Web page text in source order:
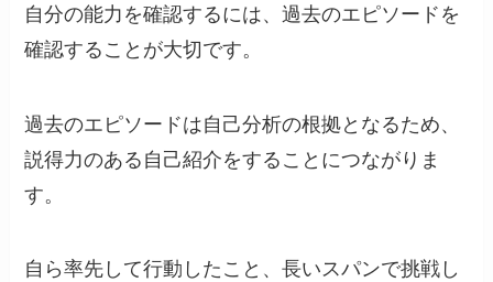
自分の能力を確認するには、過去のエピソードを
確認することが大切です。
過去のエピソードは自己分析の根拠となるため、
説得力のある自己紹介をすることにつながりま
す。
自ら率先して行動したこと、長いスパンで挑戦し